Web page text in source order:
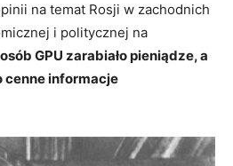
na temat Rosji w zachodnich
i politycznej na
GPU zarabiało pieniądze, a
cenne informacje